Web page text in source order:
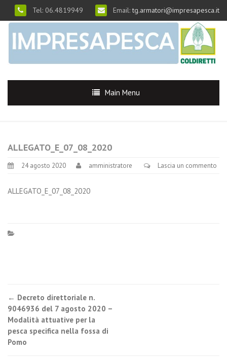
Tel: 06.4819949 Email:tg.armatori@impresapesca.it
Main Menu
ALLEGATO_E_07_08_2020
24 agosto 2020 amministratore Lascia un commento
ALLEGATO_E_07_08_2020
Post navigation
← Decreto direttoriale n.
9046936 del 7 agosto 2020 –
Modalità attuative per la
pesca specifica nella fossa di
Pomo